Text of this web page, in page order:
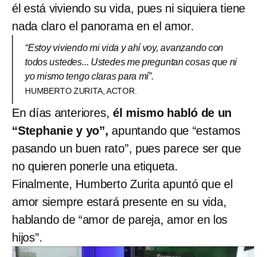
él está viviendo su vida, pues ni siquiera tiene
nada claro el panorama en el amor.
“Estoy viviendo mi vida y ahí voy, avanzando con
todos ustedes... Ustedes me preguntan cosas que ni
yo mismo tengo claras para mí”.
HUMBERTO ZURITA, ACTOR.
En días anteriores, él mismo habló de un
“Stephanie y yo”, apuntando que “estamos
pasando un buen rato”, pues parece ser que
no quieren ponerle una etiqueta.
Finalmente, Humberto Zurita apuntó que el
amor siempre estará presente en su vida,
hablando de “amor de pareja, amor en los
hijos”.